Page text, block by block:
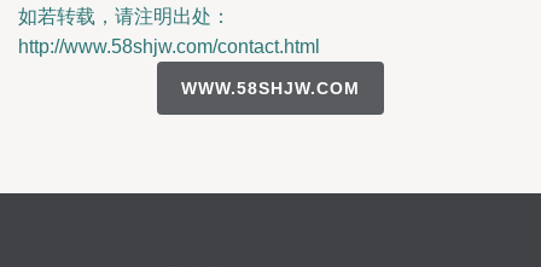
如若转载，请注明出处：
http://www.58shjw.com/contact.html
WWW.58SHJW.COM